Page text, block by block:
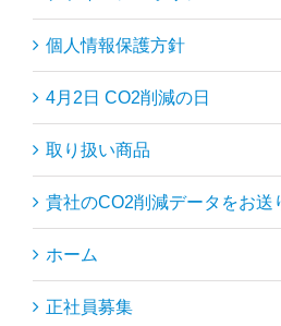
個人情報保護方針
4月2日 CO2削減の日
取り扱い商品
貴社のCO2削減データをお送
ホーム
正社員募集